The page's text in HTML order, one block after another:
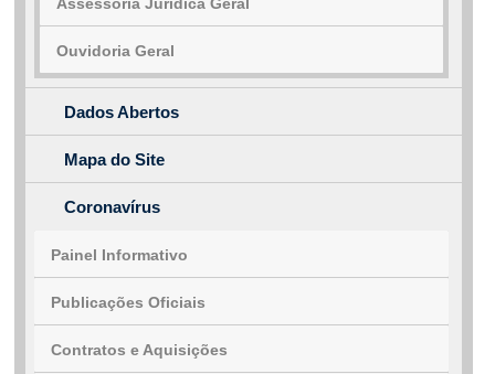
Assessoria Jurídica Geral
Ouvidoria Geral
Dados Abertos
Mapa do Site
Coronavírus
Painel Informativo
Publicações Oficiais
Contratos e Aquisições